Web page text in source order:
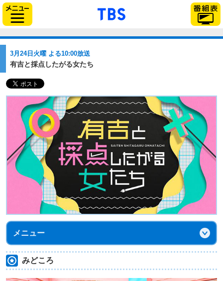
「TBSテレビ」トップ
3月24日火曜 よる10:00放送
有吉と採点したがる女たち
メニュー
みどころ